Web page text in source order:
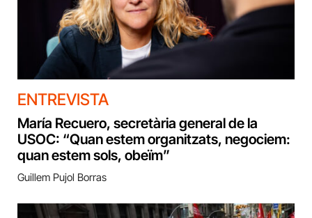
ENTREVISTA
María Recuero, secretària general de la
USOC: “Quan estem organitzats, negociem:
quan estem sols, obeïm”
Guillem Pujol Borras